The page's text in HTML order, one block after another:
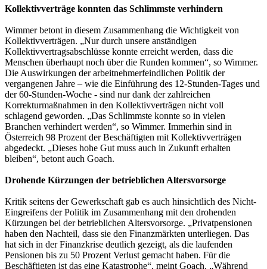
Kollektivverträge konnten das Schlimmste verhindern
Wimmer betont in diesem Zusammenhang die Wichtigkeit von
Kollektivverträgen. „Nur durch unsere anständigen
Kollektivvertragsabschlüsse konnte erreicht werden, dass die
Menschen überhaupt noch über die Runden kommen“, so Wimmer.
Die Auswirkungen der arbeitnehmerfeindlichen Politik der
vergangenen Jahre – wie die Einführung des 12-Stunden-Tages und
der 60-Stunden-Woche - sind nur dank der zahlreichen
Korrekturmaßnahmen in den Kollektivverträgen nicht voll
schlagend geworden. „Das Schlimmste konnte so in vielen
Branchen verhindert werden“, so Wimmer. Immerhin sind in
Österreich 98 Prozent der Beschäftigten mit Kollektivverträgen
abgedeckt. „Dieses hohe Gut muss auch in Zukunft erhalten
bleiben“, betont auch Goach.
Drohende Kürzungen der betrieblichen Altersvorsorge
Kritik seitens der Gewerkschaft gab es auch hinsichtlich des Nicht-
Eingreifens der Politik im Zusammenhang mit den drohenden
Kürzungen bei der betrieblichen Altersvorsorge. „Privatpensionen
haben den Nachteil, dass sie den Finanzmärkten unterliegen. Das
hat sich in der Finanzkrise deutlich gezeigt, als die laufenden
Pensionen bis zu 50 Prozent Verlust gemacht haben. Für die
Beschäftigten ist das eine Katastrophe“, meint Goach. „Während